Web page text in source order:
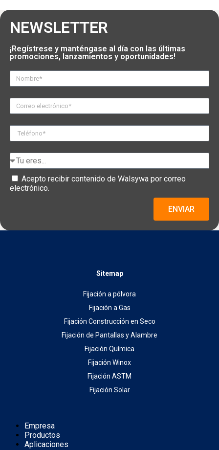
NEWSLETTER
¡Regístrese y manténgase al día con las últimas
promociones, lanzamientos y oportunidades!
Acepto recibir contenido de Walsywa por correo
electrónico.
ENVIAR
Sitemap
Fijación a pólvora
Fijación a Gas
Fijación Construcción en Seco
Fijación de Pantallas y Alambre
Fijación Química
Fijación Winox
Fijación ASTM
Fijación Solar
Empresa
Productos
Aplicaciones